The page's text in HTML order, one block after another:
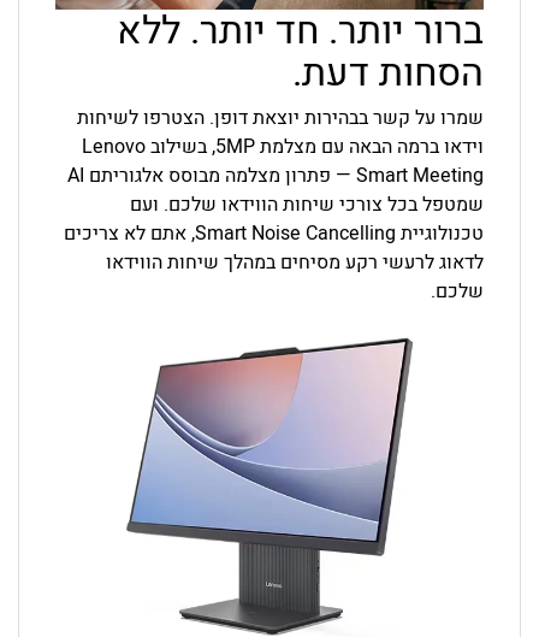
ברור יותר. חד יותר. ללא
הסחות דעת.
שמרו על קשר בבהירות יוצאת דופן. הצטרפו לשיחות
וידאו ברמה הבאה עם מצלמת 5MP, בשילוב Lenovo
Smart Meeting — פתרון מצלמה מבוסס אלגוריתם AI
שמטפל בכל צורכי שיחות הווידאו שלכם. ועם
טכנולוגיית Smart Noise Cancelling, אתם לא צריכים
לדאוג לרעשי רקע מסיחים במהלך שיחות הווידאו
שלכם.